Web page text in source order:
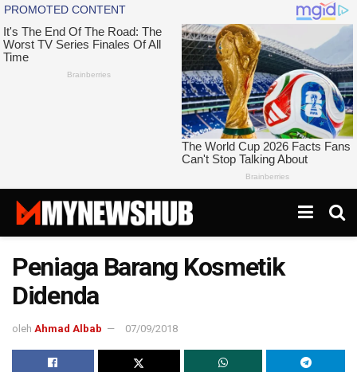
Peniaga Barang Kosmetik
Didenda
oleh Ahmad Albab 07/09/2018